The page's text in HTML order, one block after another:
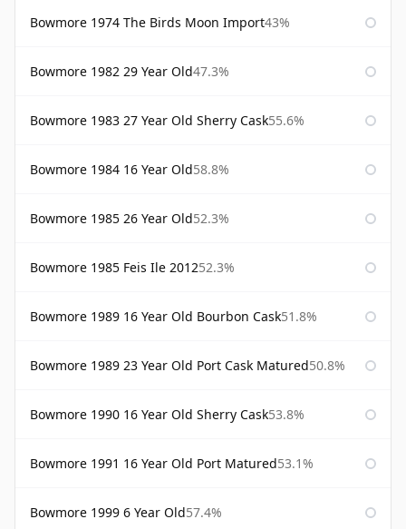
Bowmore 1974 The Birds Moon Import43%
Bowmore 1982 29 Year Old47.3%
Bowmore 1983 27 Year Old Sherry Cask55.6%
Bowmore 1984 16 Year Old58.8%
Bowmore 1985 26 Year Old52.3%
Bowmore 1985 Feis Ile 201252.3%
Bowmore 1989 16 Year Old Bourbon Cask51.8%
Bowmore 1989 23 Year Old Port Cask Matured50.8%
Bowmore 1990 16 Year Old Sherry Cask53.8%
Bowmore 1991 16 Year Old Port Matured53.1%
Bowmore 1999 6 Year Old57.4%